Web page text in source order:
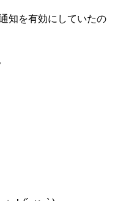
知を有効にしていたの